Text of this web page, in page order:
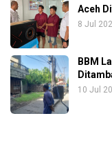
Aceh
8 Jul
BBM
10 Jul